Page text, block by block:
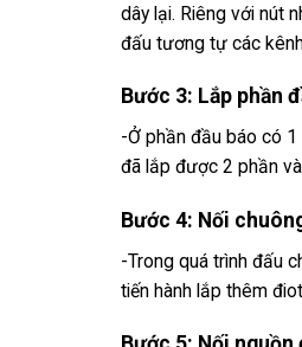
dây lại. Riêng với nút
đấu tương tự các
Bước 3: Lắp phần
-Ở phần đầu báo có
đã lắp được 2 phần
Bước 4: Nối
-Trong quá trình đấu
tiến hành lắp thêm